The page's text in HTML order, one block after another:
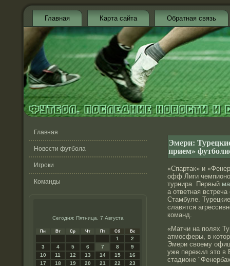
Главная Карта сайта Обратная связь
Главная
Новости футбола
Игроки
Команды
Сегодня: Пятница, 7 Августа
Пн Вт Ср Чт Пт Сб Вс
1
2
3
4 5 6 7 8
9
10
11 12 13 14 15
16
17
18 19 20 21 22
23
Эмери:
прием»
«Спартак» и
офф Лиги
турнира. Первый
а ответная встреча
Стамбуле.
славятся
команд.
«Матчи на полях
атмосферы, в
Эмери своему
уже пережил это в
стадионе